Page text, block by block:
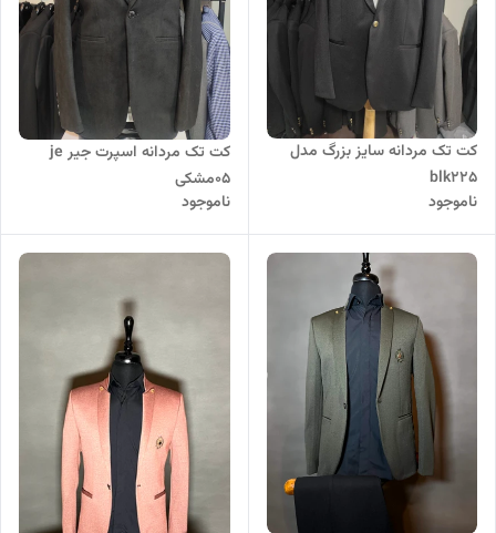
کت تک مردانه سایز بزرگ مدل
blk225
ناموجود
کت تک مردانه اسپرت جیر je
05مشکی
ناموجود